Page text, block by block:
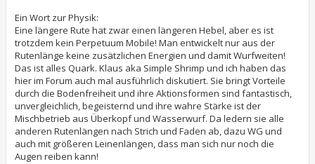
Ein Wort zur Physik:
Eine längere Rute hat zwar einen längeren Hebel, aber es ist
trotzdem kein Perpetuum Mobile! Man entwickelt nur aus der
Rutenlänge keine zusätzlichen Energien und damit Wurfweiten!
Das ist alles Quark. Klaus aka Simple Shrimp und ich haben das
hier im Forum auch mal ausführlich diskutiert. Sie bringt Vorteile
durch die Bodenfreiheit und ihre Aktionsformen sind fantastisch,
unvergleichlich, begeisternd und ihre wahre Stärke ist der
Mischbetrieb aus Überkopf und Wasserwurf. Da ledern sie alle
anderen Rutenlängen nach Strich und Faden ab, dazu WG und
auch mit größeren Leinenlängen, dass man sich nur noch die
Augen reiben kann!